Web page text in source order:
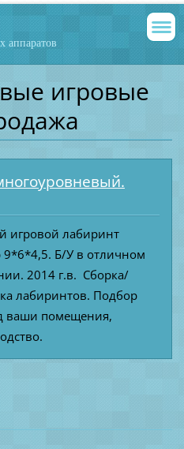
аппаратов
игровые
игровой лабиринт
9*6*4,5. Б/У в отличном
2014 г.в. Сборка/
лабиринтов. Подбор
ваши помещения,